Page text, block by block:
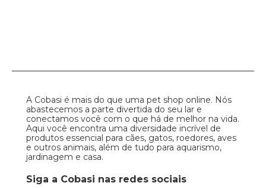
A Cobasi é mais do que uma pet shop online. Nós
abastecemos a parte divertida do seu lar e
conectamos você com o que há de melhor na vida.
Aqui você encontra uma diversidade incrível de
produtos essencial para cães, gatos, roedores, aves
e outros animais, além de tudo para aquarismo,
jardinagem e casa.
Siga a Cobasi nas redes sociais